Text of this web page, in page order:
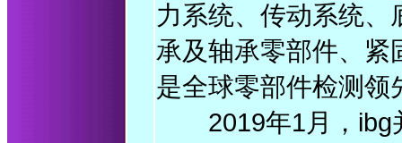
力系统、传动系统
承及轴承零部件、紧
是全球零部件检测领
2019年1月，ibg